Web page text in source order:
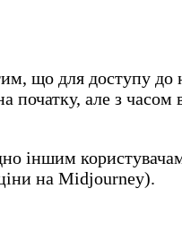
що для доступу до
але з часом
іншим користувачам
на Midjourney).